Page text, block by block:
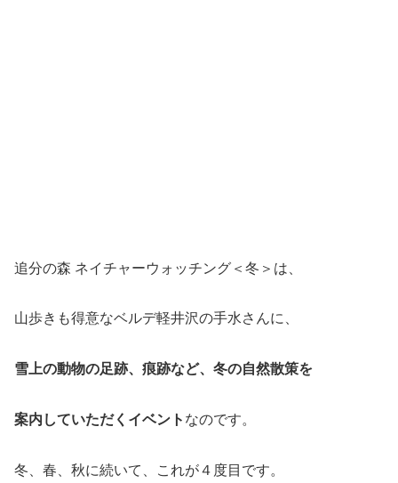
追分の森 ネイチャーウォッチング＜冬＞は、
山歩きも得意なベルデ軽井沢の手水さんに、
雪上の動物の足跡、痕跡など、冬の自然散策を
案内していただくイベント なのです。
冬、春、秋に続いて、これが４度目です。